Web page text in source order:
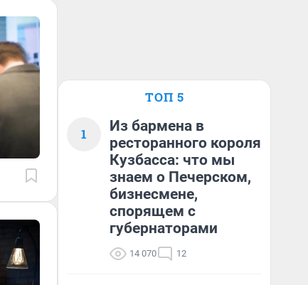
ТОП 5
1
Из бармена в
ресторанного короля
Кузбасса: что мы
знаем о Печерском,
бизнесмене,
спорящем с
губернаторами
14 070 12